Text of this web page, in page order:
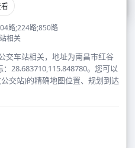
路;224路;850路
相关
交车站相关，地址为南昌市红谷
28.683710,115.848780。您可以
交站)的精确地图位置、规划到达